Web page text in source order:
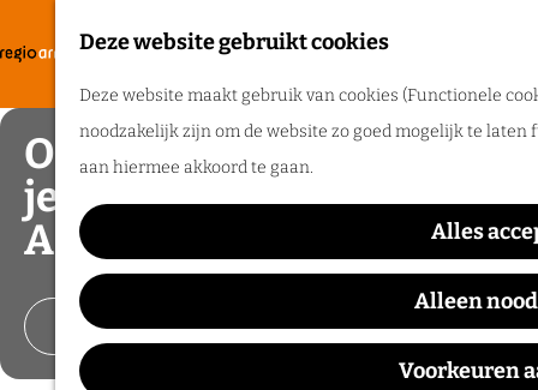
Deze website gebruikt cookies
Deze website maakt gebruik van cookies (Functionele
noodzakelijk zijn om de website zo goed mogelijk te
aan hiermee akkoord te gaan.
Alles
Alleen
Voorkeuren
a
h
F
a
v
o
r
e
e
M
e
n
u
een
Routes
Wandelen
Routeplanner
Ontdek, beleef en voel
je vrij in de regio
Arnhem
Vier de zomer!